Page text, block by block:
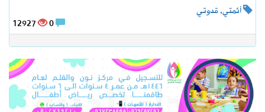
أئمتي,قدوتي
12927